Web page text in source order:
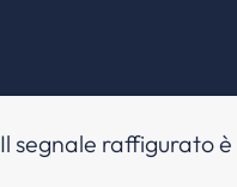
Il segnale raffigurato